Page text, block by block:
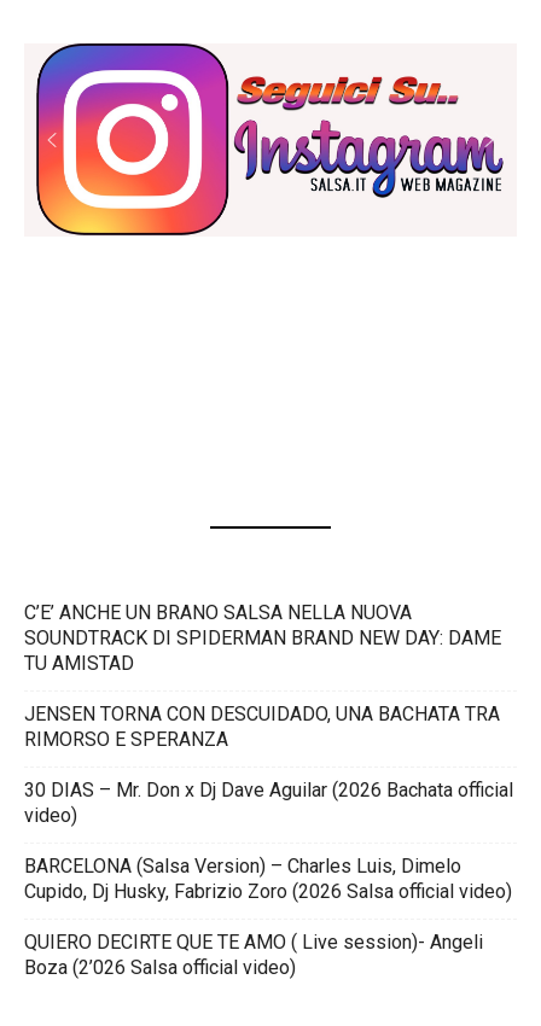
C’E’ ANCHE UN BRANO SALSA NELLA NUOVA
SOUNDTRACK DI SPIDERMAN BRAND NEW DAY: DAME
TU AMISTAD
JENSEN TORNA CON DESCUIDADO, UNA BACHATA TRA
RIMORSO E SPERANZA
30 DIAS – Mr. Don x Dj Dave Aguilar (2026 Bachata official
video)
BARCELONA (Salsa Version) – Charles Luis, Dimelo
Cupido, Dj Husky, Fabrizio Zoro (2026 Salsa official video)
QUIERO DECIRTE QUE TE AMO ( Live session)- Angeli
Boza (2’026 Salsa official video)